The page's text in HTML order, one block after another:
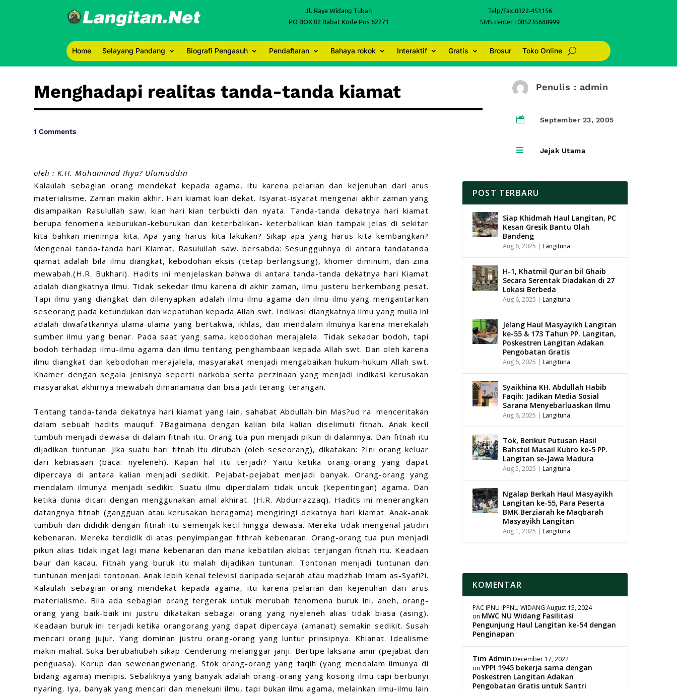
Jl. Raya Widang Tuban
PO BOX 02 Babat Kode Pos 62271
Telp/Fax.0322-451156
SMS center : 085235688999
Home Selayang Pandang Biografi Pengasuh Pendaftaran Bahaya rokok Interaktif Gratis Brosur Toko Online
Menghadapi realitas tanda-tanda kiamat
1 Comments
Penulis : admin
 September 23, 2005
 Jejak Utama
oleh : K.H. Muhammad Ihya? Ulumuddin
Kalaulah sebagian orang mendekat kepada agama, itu karena pelarian dan kejenuhan dari arus
materialisme. Zaman makin akhir. Hari kiamat kian dekat. Isyarat-isyarat mengenai akhir zaman yang
disampaikan Rasulullah saw. kian hari kian terbukti dan nyata. Tanda-tanda dekatnya hari kiamat
berupa fenomena keburukan-keburukan dan keterbalikan- keterbalikan kian tampak jelas di sekitar
kita bahkan menimpa kita. Apa yang harus kita lakukan? Sikap apa yang harus kita kembangkan?
Mengenai tanda-tanda hari Kiamat, Rasulullah saw. bersabda: Sesungguhnya di antara tandatanda
qiamat adalah bila ilmu diangkat, kebodohan eksis (tetap berlangsung), khomer diminum, dan zina
mewabah.(H.R. Bukhari). Hadits ini menjelaskan bahwa di antara tanda-tanda dekatnya hari Kiamat
adalah diangkatnya ilmu. Tidak sekedar ilmu karena di akhir zaman, ilmu justeru berkembang pesat.
Tapi ilmu yang diangkat dan dilenyapkan adalah ilmu-ilmu agama dan ilmu-ilmu yang mengantarkan
seseorang pada ketundukan dan kepatuhan kepada Allah swt. Indikasi diangkatnya ilmu yang mulia ini
adalah diwafatkannya ulama-ulama yang bertakwa, ikhlas, dan mendalam ilmunya karena merekalah
sumber ilmu yang benar. Pada saat yang sama, kebodohan merajalela. Tidak sekadar bodoh, tapi
bodoh terhadap ilmu-ilmu agama dan ilmu tentang penghambaan kepada Allah swt. Dan oleh karena
ilmu diangkat dan kebodohan merajalela, masyarakat menjadi mengabaikan hukum-hukum Allah swt.
Khamer dengan segala jenisnya seperti narkoba serta perzinaan yang menjadi indikasi kerusakan
masyarakat akhirnya mewabah dimanamana dan bisa jadi terang-terangan.
Tentang tanda-tanda dekatnya hari kiamat yang lain, sahabat Abdullah bin Mas?ud ra. menceritakan
dalam sebuah hadits mauquf: ?Bagaimana dengan kalian bila kalian diselimuti fitnah. Anak kecil
tumbuh menjadi dewasa di dalam fitnah itu. Orang tua pun menjadi pikun di dalamnya. Dan fitnah itu
dijadikan tuntunan. Jika suatu hari fitnah itu dirubah (oleh seseorang), dikatakan: ?Ini orang keluar
dari kebiasaan (baca: nyeleneh). Kapan hal itu terjadi? Yaitu ketika orang-orang yang dapat
dipercaya di antara kalian menjadi sedikit. Pejabat-pejabat menjadi banyak. Orang-orang yang
mendalam ilmunya menjadi sedikit. Suatu ilmu diperdalam tidak untuk (kepentingan) agama. Dan
ketika dunia dicari dengan menggunakan amal akhirat. (H.R. Abdurrazzaq). Hadits ini menerangkan
datangnya fitnah (gangguan atau kerusakan beragama) mengiringi dekatnya hari kiamat. Anak-anak
tumbuh dan dididik dengan fitnah itu semenjak kecil hingga dewasa. Mereka tidak mengenal jatidiri
kebenaran. Mereka terdidik di atas penyimpangan fithrah kebenaran. Orang-orang tua pun menjadi
pikun alias tidak ingat lagi mana kebenaran dan mana kebatilan akibat terjangan fitnah itu. Keadaan
baur dan kacau. Fitnah yang buruk itu malah dijadikan tuntunan. Tontonan menjadi tuntunan dan
tuntunan menjadi tontonan. Anak lebih kenal televisi daripada sejarah atau madzhab Imam as-Syafi?i.
Kalaulah sebagian orang mendekat kepada agama, itu karena pelarian dan kejenuhan dari arus
materialisme. Bila ada sebagian orang tergerak untuk merubah fenomena buruk ini, aneh, orang-
orang yang baik-baik ini justru dikatakan sebagai orang yang nyeleneh alias tidak biasa (asing).
Keadaan buruk ini terjadi ketika orangorang yang dapat dipercaya (amanat) semakin sedikit. Susah
mencari orang jujur. Yang dominan justru orang-orang yang luntur prinsipnya. Khianat. Idealisme
makin mahal. Suka berubahubah sikap. Cenderung melanggar janji. Bertipe laksana amir (pejabat dan
penguasa). Korup dan sewenangwenang. Stok orang-orang yang faqih (yang mendalam ilmunya di
bidang agama) menipis. Sebaliknya yang banyak adalah orang-orang yang kosong ilmu tapi berbunyi
nyaring. Iya, banyak yang mencari dan menekuni ilmu, tapi bukan ilmu agama, melainkan ilmu-ilmu lain
POST TERBARU
Siap Khidmah Haul Langitan, PC
Kesan Gresik Bantu Olah
Bandeng
Aug 6, 2025 | Langituna
H-1, Khatmil Qur’an bil Ghaib
Secara Serentak Diadakan di 27
Lokasi Berbeda
Aug 6, 2025 | Langituna
Jelang Haul Masyayikh Langitan
ke-55 & 173 Tahun PP. Langitan,
Poskestren Langitan Adakan
Pengobatan Gratis
Aug 6, 2025 | Langituna
Syaikhina KH. Abdullah Habib
Faqih: Jadikan Media Sosial
Sarana Menyebarluaskan Ilmu
Aug 6, 2025 | Langituna
Tok, Berikut Putusan Hasil
Bahstul Masail Kubro ke-5 PP.
Langitan se-Jawa Madura
Aug 5, 2025 | Langituna
Ngalap Berkah Haul Masyayikh
Langitan ke-55, Para Peserta
BMK Berziarah ke Maqbarah
Masyayikh Langitan
Aug 1, 2025 | Langituna
KOMENTAR
PAC IPNU IPPNU WIDANG August 15, 2024
on MWC NU Widang Fasilitasi
Pengunjung Haul Langitan ke-54 dengan
Penginapan
Tim Admin December 17, 2022
onYPPI 1945 bekerja sama dengan
Poskestren Langitan Adakan
Pengobatan Gratis untuk Santri